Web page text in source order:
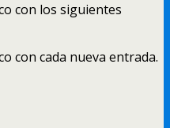
con los siguientes
con cada nueva entrada.